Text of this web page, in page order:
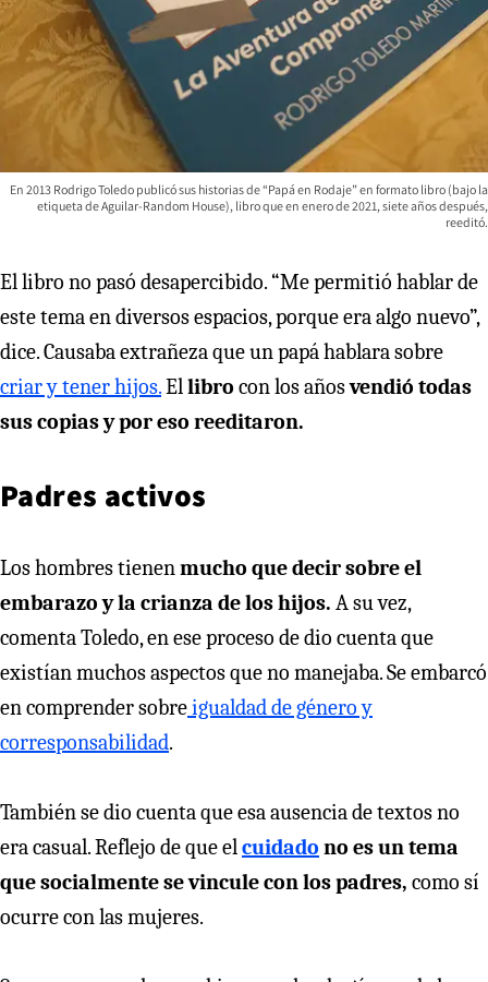
En 2013 Rodrigo Toledo publicó sus historias de “Papá en Rodaje” en formato libro (bajo la
etiqueta de Aguilar-Random House), libro que en enero de 2021, siete años después,
reeditó.
El libro no pasó desapercibido. “Me permitió hablar de
este tema en diversos espacios, porque era algo nuevo”,
dice. Causaba extrañeza que un papá hablara sobre
criar y tener hijos.Ellibro con los añosvendió todas
sus copias y por eso reeditaron.
Padres activos
Los hombres tienenmucho que decir sobre el
embarazo y la crianza de los hijos. A su vez,
comenta Toledo, en ese proceso de dio cuenta que
existían muchos aspectos que no manejaba. Se embarcó
en comprender sobreigualdad de género y
corresponsabilidad.
También se dio cuenta que esa ausencia de textos no
era casual. Reflejo de que elcuidado no es un tema
que socialmente se vincule con los padres, como sí
ocurre con las mujeres.